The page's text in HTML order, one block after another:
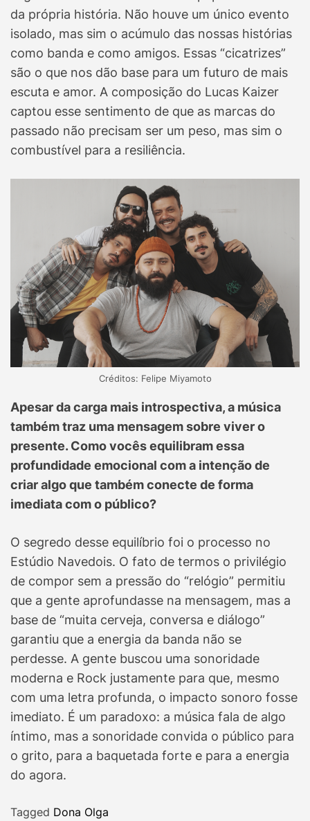
da própria história. Não houve um único evento
isolado, mas sim o acúmulo das nossas histórias
como banda e como amigos. Essas “cicatrizes”
são o que nos dão base para um futuro de mais
escuta e amor. A composição do Lucas Kaizer
captou esse sentimento de que as marcas do
passado não precisam ser um peso, mas sim o
combustível para a resiliência.
Créditos: Felipe Miyamoto
Apesar da carga mais introspectiva, a música
também traz uma mensagem sobre viver o
presente. Como vocês equilibram essa
profundidade emocional com a intenção de
criar algo que também conecte de forma
imediata com o público?
O segredo desse equilíbrio foi o processo no
Estúdio Navedois. O fato de termos o privilégio
de compor sem a pressão do “relógio” permitiu
que a gente aprofundasse na mensagem, mas a
base de “muita cerveja, conversa e diálogo”
garantiu que a energia da banda não se
perdesse. A gente buscou uma sonoridade
moderna e Rock justamente para que, mesmo
com uma letra profunda, o impacto sonoro fosse
imediato. É um paradoxo: a música fala de algo
íntimo, mas a sonoridade convida o público para
o grito, para a baquetada forte e para a energia
do agora.
Tagged Dona Olga